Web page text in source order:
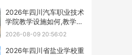
2026年四川汽车职业技术
学院教学设施如何,教学设
施多不
2026-08-09 20:56:02
2026年四川省盐业学校重